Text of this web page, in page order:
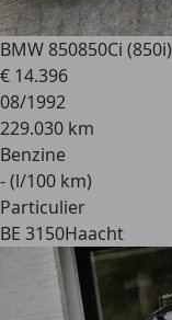
BMW 850850Ci (850i)
€ 14.396
08/1992
229.030 km
Benzine
- (l/100 km)
Particulier
BE 3150Haacht